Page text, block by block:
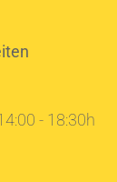
- 18:30h